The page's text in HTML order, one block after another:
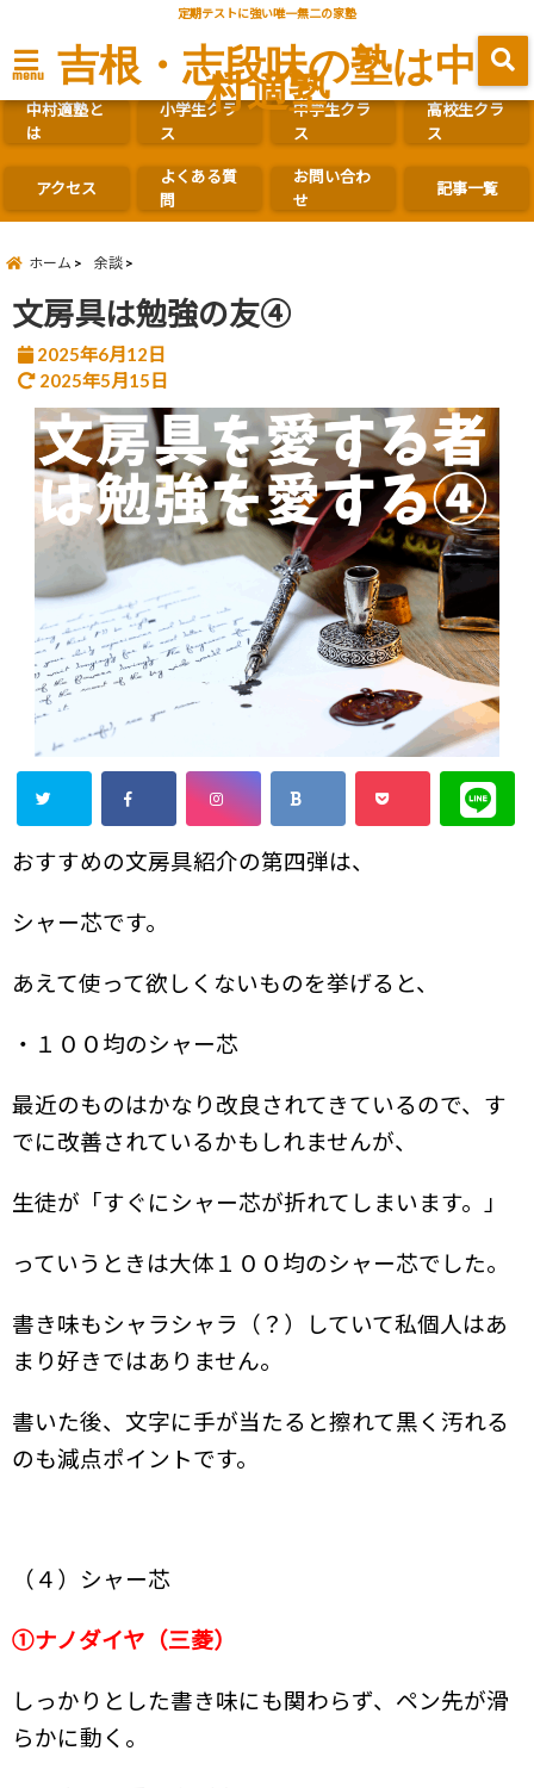
定期テストに強い唯一無二の家塾
menu 吉根・志段味の塾は中
村適塾
中村適塾と
は
小学生クラ
ス
中学生クラ
ス
高校生クラ
ス
アクセス
よくある質
問
お問い合わ
せ
記事一覧
ホーム 余談
文房具は勉強の友④
2025年6月12日
2025年5月15日
おすすめの文房具紹介の第四弾は、
シャー芯です。
あえて使って欲しくないものを挙げると、
・１００均のシャー芯
最近のものはかなり改良されてきているので、 す
でに改善されているかもしれませんが、
生徒が 「すぐにシャー芯が折れてしまいます。」
っていうときは大体１００均のシャー芯でした。
書き味もシャラシャラ（？）していて私個人はあ
まり好きではありません。
書いた後、文字に手が当たると擦れて黒く汚れる
のも減点ポイントです。
（４）シャー芯
①ナノダイヤ（三菱）
しっかりとした書き味にも関わらず、 ペン先が滑
らかに動く。